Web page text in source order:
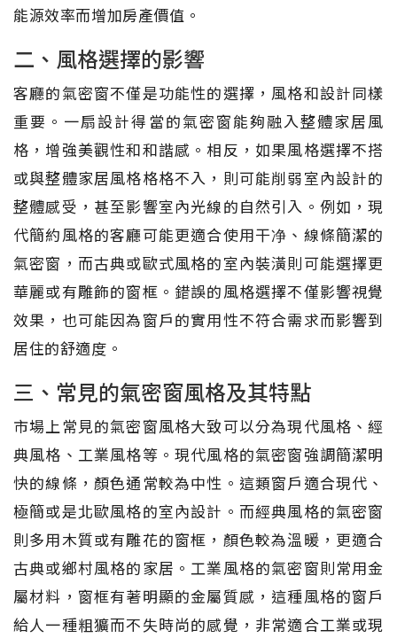
能源效率而增加房產價值。
二、風格選擇的影響
客廳的氣密窗不僅是功能性的選擇，風格和設計同樣
重要。一扇設計得當的氣密窗能夠融入整體家居風
格，增強美觀性和和諧感。相反，如果風格選擇不搭
或與整體家居風格格格不入，則可能削弱室內設計的
整體感受，甚至影響室內光線的自然引入。例如，現
代簡約風格的客廳可能更適合使用干净、線條簡潔的
氣密窗，而古典或歐式風格的室內裝潢則可能選擇更
華麗或有雕飾的窗框。錯誤的風格選擇不僅影響視覺
效果，也可能因為窗戶的實用性不符合需求而影響到
居住的舒適度。
三、常見的氣密窗風格及其特點
市場上常見的氣密窗風格大致可以分為現代風格、經
典風格、工業風格等。現代風格的氣密窗強調簡潔明
快的線條，顏色通常較為中性。這類窗戶適合現代、
極簡或是北歐風格的室內設計。而經典風格的氣密窗
則多用木質或有雕花的窗框，顏色較為溫暖，更適合
古典或鄉村風格的家居。工業風格的氣密窗則常用金
屬材料，窗框有著明顯的金屬質感，這種風格的窗戶
給人一種粗獷而不失時尚的感覺，非常適合工業或現